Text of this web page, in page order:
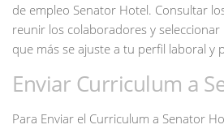
de empleo Senator Hotel. Consultar
reunir los colaboradores y
que más se ajuste a tu perfil laboral y
Enviar Curriculum a
Para Enviar el Curriculum a Senator